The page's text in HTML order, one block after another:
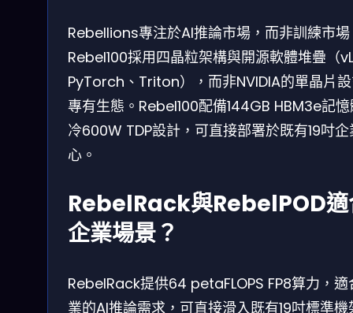
Rebellions專注於AI推論市場，而非訓練市
Rebel100採用四晶粒架構與開源軟體堆疊（
PyTorch、Triton），而非NVIDIA的單晶片
專有生態。Rebel100配備144GB HBM3e記
冷600W TDP設計，可直接部署於既有19吋
心。
RebelRack與RebelPOD適
企業場景？
RebelRack提供64 petaFLOPS FP8算力，適
業的AI推論需求，可直接滑入既有19吋標準機